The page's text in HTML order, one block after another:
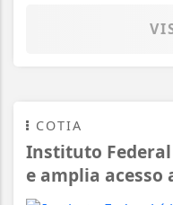
COTIA
Instituto
e amplia acesso